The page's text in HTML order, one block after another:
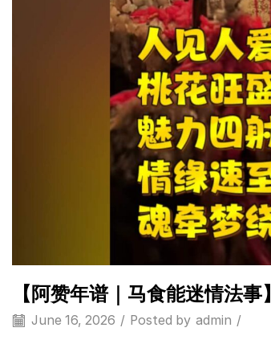
【阿赞年谱｜马食能迷情法事】
June 16, 2026 / Posted by admin /